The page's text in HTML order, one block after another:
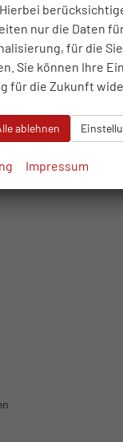
nur die Daten
für die
Sie können Ihre
für die Zukunft
ablehnen
Impressum